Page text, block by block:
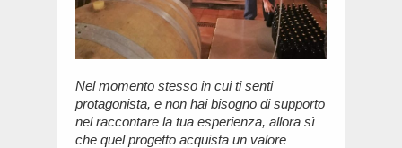
Nel momento stesso in cui ti senti
protagonista, e non hai bisogno di supporto
nel raccontare la tua esperienza, allora sì
che quel progetto acquista un valore